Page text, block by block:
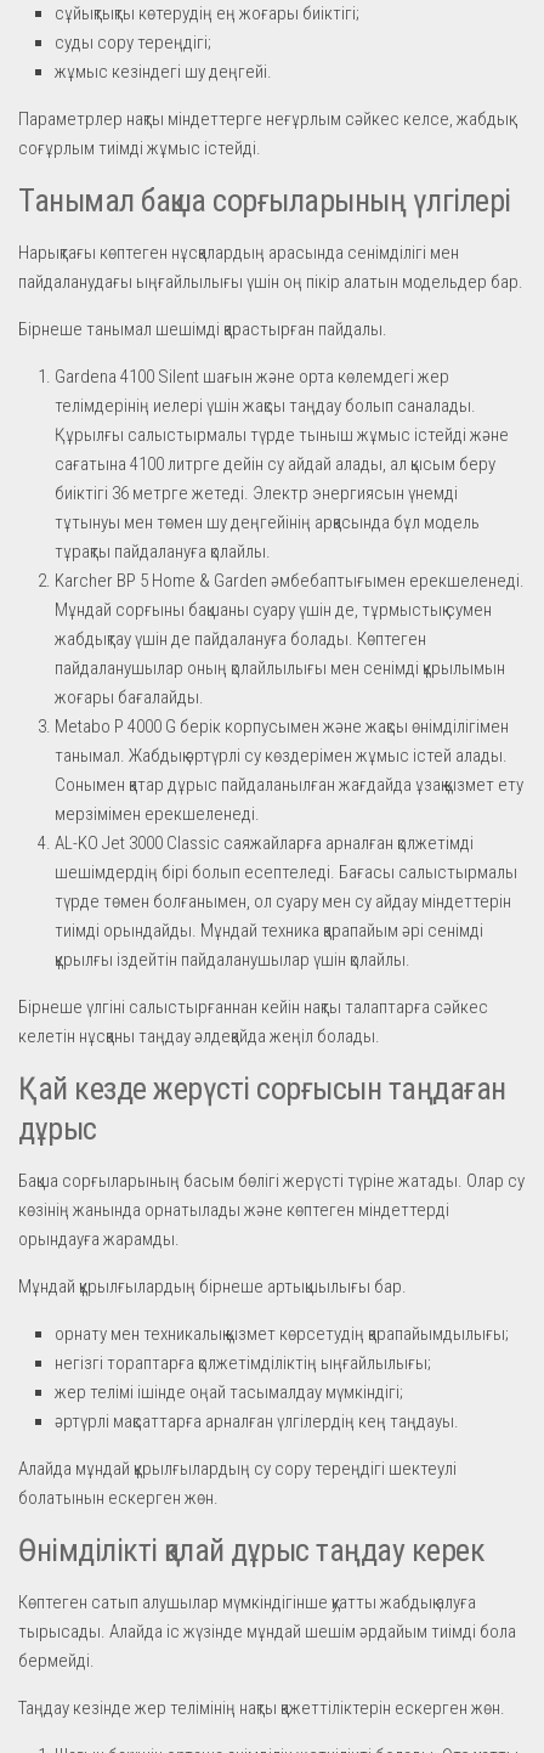
сұйықтықты көтерудің ең жоғары биіктігі;
суды сору тереңдігі;
жұмыс кезіндегі шу деңгейі.
Параметрлер нақты міндеттерге неғұрлым сәйкес келсе, жабдық
соғұрлым тиімді жұмыс істейді.
Танымал бақша сорғыларының үлгілері
Нарықтағы көптеген нұсқалардың арасында сенімділігі мен
пайдаланудағы ыңғайлылығы үшін оң пікір алатын модельдер бар.
Бірнеше танымал шешімді қарастырған пайдалы.
Gardena 4100 Silent шағын және орта көлемдегі жер
телімдерінің иелері үшін жақсы таңдау болып саналады.
Құрылғы салыстырмалы түрде тыныш жұмыс істейді және
сағатына 4100 литрге дейін су айдай алады, ал қысым беру
биіктігі 36 метрге жетеді. Электр энергиясын үнемді
тұтынуы мен төмен шу деңгейінің арқасында бұл модель
тұрақты пайдалануға қолайлы.
Karcher BP 5 Home & Garden әмбебаптығымен ерекшеленеді.
Мұндай сорғыны бақшаны суару үшін де, тұрмыстық сумен
жабдықтау үшін де пайдалануға болады. Көптеген
пайдаланушылар оның қолайлылығы мен сенімді құрылымын
жоғары бағалайды.
Metabo P 4000 G берік корпусымен және жақсы өнімділігімен
танымал. Жабдық әртүрлі су көздерімен жұмыс істей алады.
Сонымен қатар дұрыс пайдаланылған жағдайда ұзақ қызмет ету
мерзімімен ерекшеленеді.
AL-KO Jet 3000 Classic саяжайларға арналған қолжетімді
шешімдердің бірі болып есептеледі. Бағасы салыстырмалы
түрде төмен болғанымен, ол суару мен су айдау міндеттерін
тиімді орындайды. Мұндай техника қарапайым әрі сенімді
құрылғы іздейтін пайдаланушылар үшін қолайлы.
Бірнеше үлгіні салыстырғаннан кейін нақты талаптарға сәйкес
келетін нұсқаны таңдау әлдеқайда жеңіл болады.
Қай кезде жерүсті сорғысын таңдаған
дұрыс
Бақша сорғыларының басым бөлігі жерүсті түріне жатады. Олар су
көзінің жанында орнатылады және көптеген міндеттерді
орындауға жарамды.
Мұндай құрылғылардың бірнеше артықшылығы бар.
орнату мен техникалық қызмет көрсетудің қарапайымдылығы;
негізгі тораптарға қолжетімділіктің ыңғайлылығы;
жер телімі ішінде оңай тасымалдау мүмкіндігі;
әртүрлі мақсаттарға арналған үлгілердің кең таңдауы.
Алайда мұндай құрылғылардың су сору тереңдігі шектеулі
болатынын ескерген жөн.
Өнімділікті қалай дұрыс таңдау керек
Көптеген сатып алушылар мүмкіндігінше қуатты жабдық алуға
тырысады. Алайда іс жүзінде мұндай шешім әрдайым тиімді бола
бермейді.
Таңдау кезінде жер телімінің нақты қажеттіліктерін ескерген жөн.